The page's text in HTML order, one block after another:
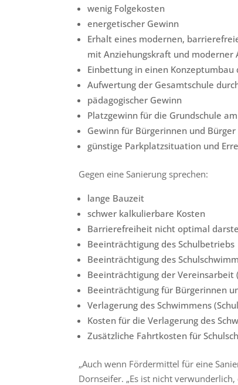
wenig Folgekosten
energetischer Gewinn
Erhalt eines modernen,
mit Anziehungskraft und moderner
Einbettung in einen
Aufwertung der Gesamtschule
pädagogischer Gewinn
Platzgewinn für die Grundschule
Gewinn für Bürgerinnen und Bürger
günstige Parkplatzsituation und
Gegen eine Sanierung sprechen:
lange Bauzeit
schwer kalkulierbare Kosten
Barrierefreiheit nicht optimal
Beeinträchtigung des Schulbetriebs
Beeinträchtigung des
Beeinträchtigung der Vereinsarbeit
Beeinträchtigung für Bürgerinnen
Verlagerung des Schwimmens
Kosten für die Verlagerung des
Zusätzliche Fahrtkosten für
„Auch wenn Fördermittel für eine
Dornseifer. „Es ist nicht